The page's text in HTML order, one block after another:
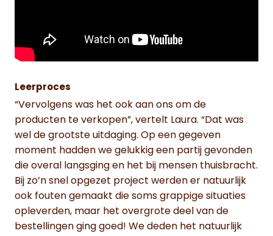
Leerproces
“Vervolgens was het ook aan ons om de
producten te verkopen”, vertelt Laura. “Dat was
wel de grootste uitdaging. Op een gegeven
moment hadden we gelukkig een partij gevonden
die overal langsging en het bij mensen thuisbracht.
Bij zo’n snel opgezet project werden er natuurlijk
ook fouten gemaakt die soms grappige situaties
opleverden, maar het overgrote deel van de
bestellingen ging goed! We deden het natuurlijk